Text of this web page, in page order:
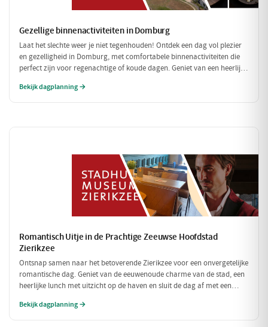
Gezellige binnenactiviteiten in Domburg
Laat het slechte weer je niet tegenhouden! Ontdek een dag vol plezier
en gezelligheid in Domburg, met comfortabele binnenactiviteiten die
perfect zijn voor regenachtige of koude dagen. Geniet van een heerlijke
Bekijk dagplanning →
Romantisch Uitje in de Prachtige Zeeuwse Hoofdstad
Zierikzee
Ontsnap samen naar het betoverende Zierikzee voor een onvergetelijke
romantische dag. Geniet van de eeuwenoude charme van de stad, een
heerlijke lunch met uitzicht op de haven en sluit de dag af met een
straatjes en prachtige uitzichten!
Bekijk dagplanning →